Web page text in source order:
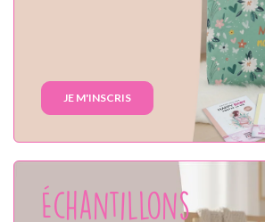
JE M'INSCRIS
Échantillons